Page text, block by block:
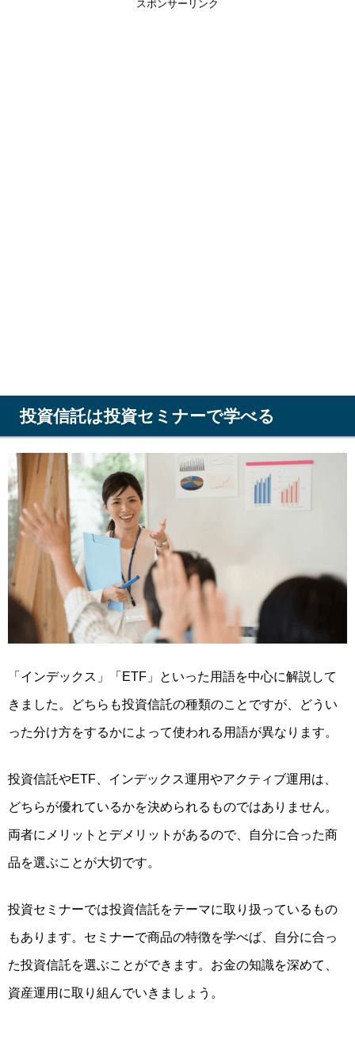
スポンサーリンク
投資信託は投資セミナーで学べる
「インデックス」「ETF」といった用語を中心に解説して
きました。 どちらも投資信託の種類のことですが、どうい
った分け方をするかによって使われる用語が異なります。
投資信託やETF、インデックス運用やアクティブ運用は、
どちらが優れているかを決められるものではありません。
両者にメリットとデメリットがあるので、自分に合った商
品を選ぶことが大切です。
投資セミナーでは投資信託をテーマに取り扱っているもの
もあります。セミナーで商品の特徴を学べば、 自分に合っ
た投資信託を選ぶことができます。お金の知識を深めて、
資産運用に取り組んでいきましょう。